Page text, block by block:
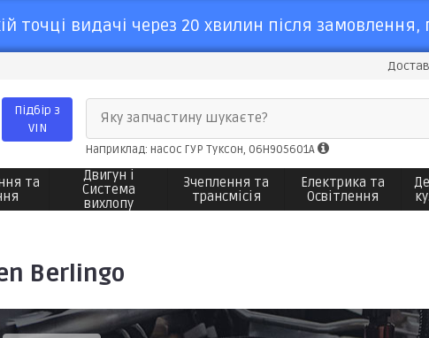
точці видачі через 20 хвилин після замовлення,
Підбір з
VIN
Яку запчастину шукаєте?
Наприклад: насос ГУР Туксон, 06H905601A
та
Двигун і
Система
вихлопу
Зчеплення та
трансмісія
Електрика та
Освітлення
Berlingo